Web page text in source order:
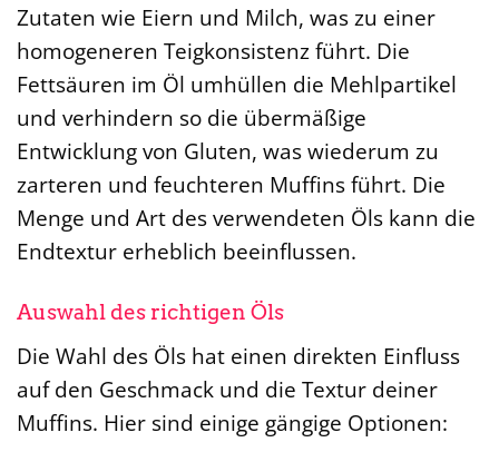
Zutaten wie Eiern und Milch, was zu einer
homogeneren Teigkonsistenz führt. Die
Fettsäuren im Öl umhüllen die Mehlpartikel
und verhindern so die übermäßige
Entwicklung von Gluten, was wiederum zu
zarteren und feuchteren Muffins führt. Die
Menge und Art des verwendeten Öls kann die
Endtextur erheblich beeinflussen.
Auswahl des richtigen Öls
Die Wahl des Öls hat einen direkten Einfluss
auf den Geschmack und die Textur deiner
Muffins. Hier sind einige gängige Optionen: